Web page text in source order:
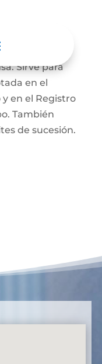
prueba el
Sirve para
en el
en el Registro
También
de sucesión.